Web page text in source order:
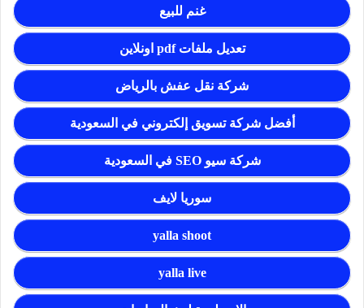
غنم للبيع
تعديل ملفات pdf اونلاين
شركة نقل عفش بالرياض
أفضل شركة تسويق إلكتروني في السعودية
شركة سيو SEO في السعودية
سوريا لايف
yalla shoot
yalla live